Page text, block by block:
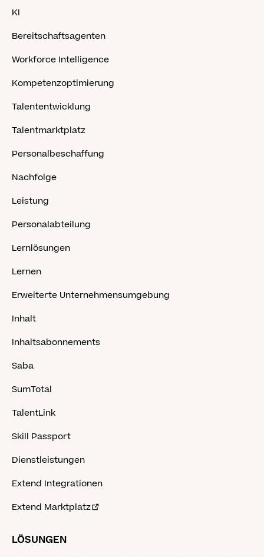
KI
Bereitschaftsagenten
Workforce Intelligence
Kompetenzoptimierung
Talententwicklung
Talentmarktplatz
Personalbeschaffung
Nachfolge
Leistung
Personalabteilung
Lernlösungen
Lernen
Erweiterte Unternehmensumgebung
Inhalt
Inhaltsabonnements
Saba
SumTotal
TalentLink
Skill Passport
Dienstleistungen
Extend Integrationen
Extend Marktplatz
LÖSUNGEN